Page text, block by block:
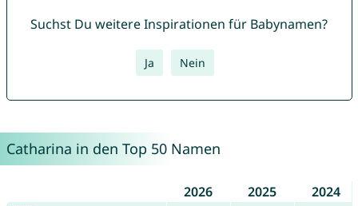
Suchst Du weitere Inspirationen für Babynamen?
Ja Nein
Catharina in den Top 50 Namen
2026 2025
2024